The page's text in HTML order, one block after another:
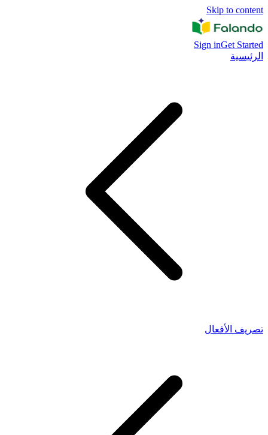
Skip to content
Sign inGet Started
الرئيسية
تصريف الأفعال